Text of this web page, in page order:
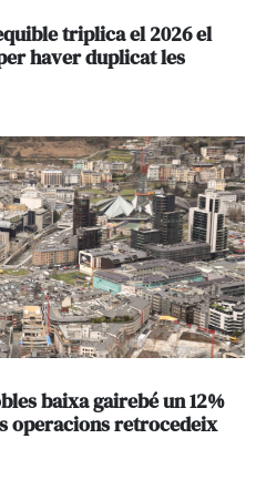
triplica el 2026 el
haver duplicat les
baixa gairebé un 12%
operacions retrocedeix